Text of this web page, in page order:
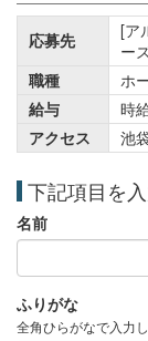
応募先
[ア
ー
職種
ホ
給与
時
アクセス
池
下記項目を
名前
ふりがな
全角ひらがなで入力